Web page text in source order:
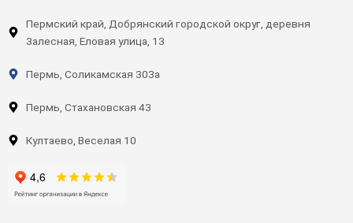
Пермский край, Добрянский городской округ, деревня
Залесная, Еловая улица, 13
Пермь, Соликамская 303а
Пермь, Стахановская 43
Култаево, Веселая 10